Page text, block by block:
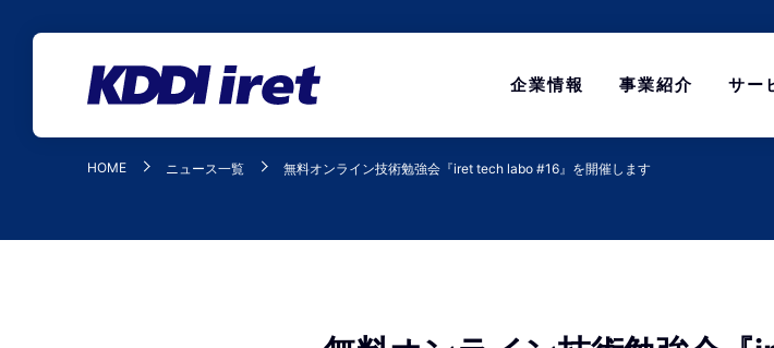
企業情報 事業紹介 サー
HOME ニュース一覧 無料オンライン技術勉強会『iret tech labo #16』を開催します